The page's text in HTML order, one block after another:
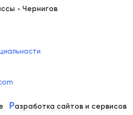
Чернигов
Разработка сайтов и сервисов